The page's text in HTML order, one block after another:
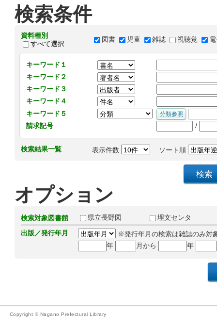
検索条件
資料種別
すべて選択
図書 児童 雑誌 視聴覚
キーワード１
キーワード２
キーワード３
キーワード４
キーワード５
請求記号
/
検索結果一覧 表示件数 ソート順
オプション
検索対象図書館 県立長野図
埋文センタ
出版／発行年月
※発行年月の検索は雑誌のみ対
年
月から 年
Copyright © Nagano Prefectural Library